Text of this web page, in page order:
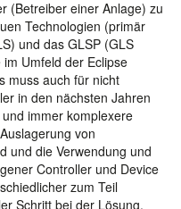
(Betreiber einer Anlage) zu
Technologien (primär
und das GLSP (GLS
Umfeld der Eclipse
muss auch für nicht
in den nächsten Jahren
immer komplexere
von
und die Verwendung und
Controller und Device
zum Teil
Schritt bei der Lösung.